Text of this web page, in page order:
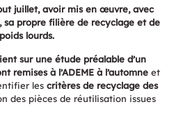
juillet, avoir mis en œuvre, avec
sa propre filière de recyclage et de
lourds.
sur une étude préalable d’un
remises à l’ADEME à l’automne et
lescritères de recyclage des
des pièces de réutilisation issues